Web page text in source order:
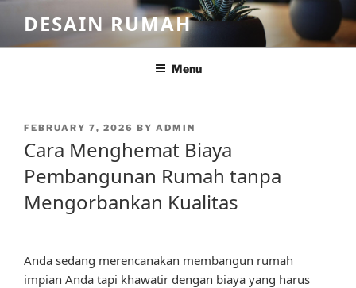
content
DESAIN RUMAH
Menu
POSTED
FEBRUARY 7, 2026 BY ADMIN
Cara Menghemat Biaya
Pembangunan Rumah tanpa
Mengorbankan Kualitas
Anda sedang merencanakan membangun rumah
impian Anda tapi khawatir dengan biaya yang harus